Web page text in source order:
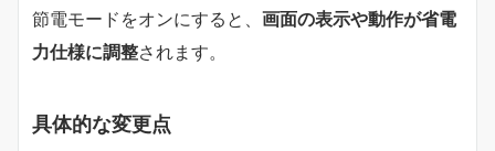
節電モードをオンにすると、 画面の表示や動作が省電
力仕様に調整されます。
具体的な変更点